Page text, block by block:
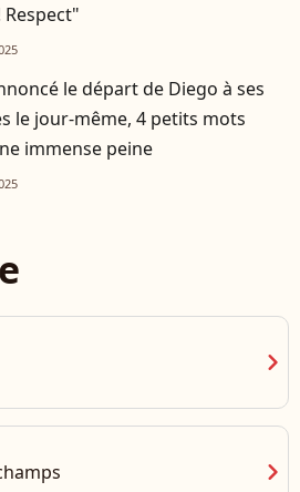
Respect"
le départ de Diego à ses
le jour-même, 4 petits mots
immense peine
chevron_right
chevron_right